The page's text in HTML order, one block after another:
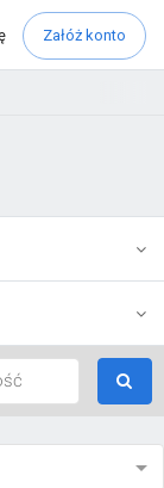
Załóż konto